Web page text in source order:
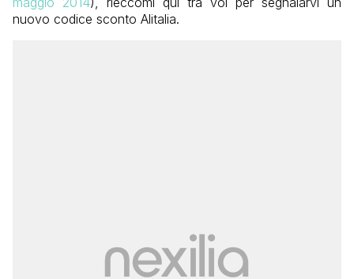
nuovo codice sconto Alitalia.